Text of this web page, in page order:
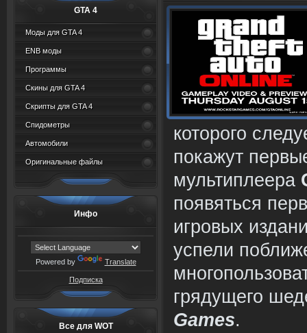
GTA 4
Моды для GTA 4
ENB моды
Программы
Скины для GTA 4
Скрипты для GTA 4
Спидометры
Автомобили
Оригинальные файлы
Инфо
Powered by Translate
Подписка
Все для WOT
которого
покажут
мультиплеера
появяться
игровых
успели
грядущего
Games.